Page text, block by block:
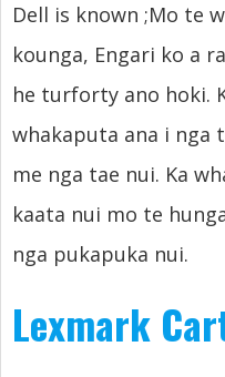
Dell is known ;Mo te
kounga, Engari ko a
he turforty ano hoki.
whakaputa ana i nga
me nga tae nui. Ka
kaata nui mo te
nga pukapuka nui.
Lexmark